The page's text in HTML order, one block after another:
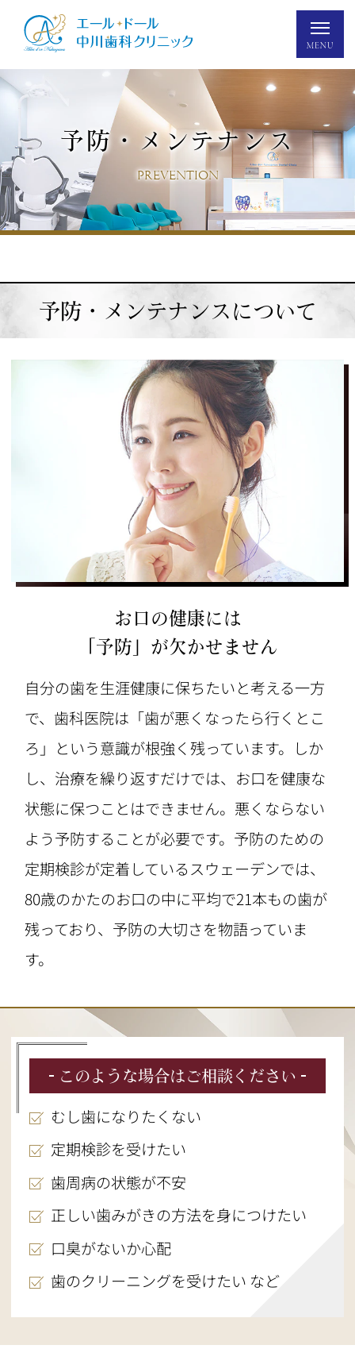
予防・メンテナンス
PREVENTION
予防・メンテナンスについて
お口の健康には
「予防」が欠かせません
自分の歯を生涯健康に保ちたいと考える一方
で、歯科医院は「歯が悪くなったら行くとこ
ろ」という意識が根強く残っています。しか
し、治療を繰り返すだけでは、お口を健康な
状態に保つことはできません。悪くならない
よう予防することが必要です。予防のための
定期検診が定着しているスウェーデンでは、
80歳のかたのお口の中に平均で21本もの歯が
残っており、予防の大切さを物語っていま
す。
このような場合はご相談ください
むし歯になりたくない
定期検診を受けたい
歯周病の状態が不安
正しい歯みがきの方法を身につけたい
口臭がないか心配
歯のクリーニングを受けたい など